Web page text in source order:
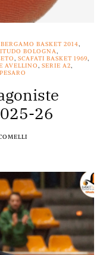
BERGAMO BASKET 2014,
BOLOGNA,
, SCAFATI BASKET 1969,
AVELLINO, SERIE A2,
26